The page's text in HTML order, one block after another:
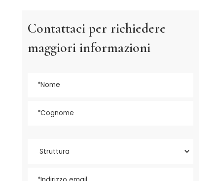
Contattaci per richiedere
maggiori informazioni